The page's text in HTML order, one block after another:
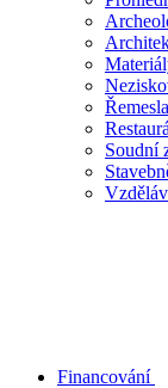
Soudní
Financování